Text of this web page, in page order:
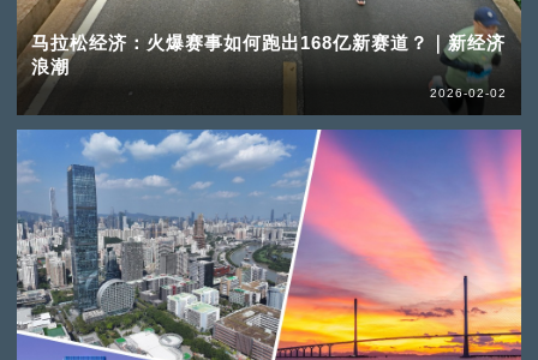
马拉松经济：火爆赛事如何跑出168亿新赛道？｜新经济
浪潮
2026-02-02